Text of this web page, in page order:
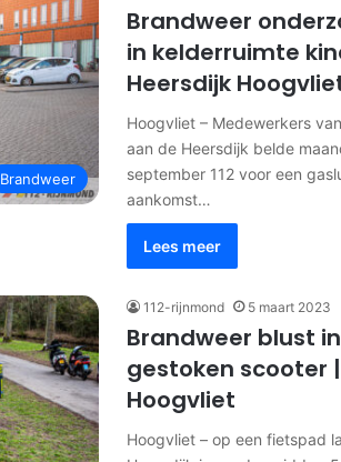
Brandweer
Brandweer
in kelderruimte
Heersdijk
Hoogvliet – Medewerkers
aan de Heersdijk belde
september 112 voor een
aankomst…
Lees meer
112-rijnmond 5 maart 2023
Brandweer blust
gestoken scooter
Hoogvliet
Hoogvliet – op een fietspad